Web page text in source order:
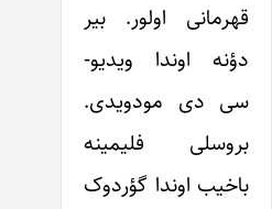
قهرمانی اولور. بیر
دؤنه اوندا ویدیو-
سی دی ‌مودویدی.
بروسلی فلیمینه
باخیب اوندا گؤردوک